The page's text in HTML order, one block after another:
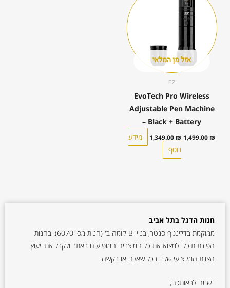
אזל מן המלאי
EZ
EvoTech Pro Wireless
Adjustable Pen Machine
– Black + Battery
1,499.00₪
1,499.00 ₪.
1,349.00 ₪
1,349.00 ₪.
מידע
נוסף
חנות הדגל בתל אביב
ממוקמת בדיזינגוף סנטר, בניין B קומה ב' (חנות מס' 6070). בחנות
הפיזית תוכלו למצוא את כל המוצרים המופיעים באתר ולקבל את ייעוץ
הצוות המקצועי שלנו בכל שאלה או בקשה
נשמח לראותכם,